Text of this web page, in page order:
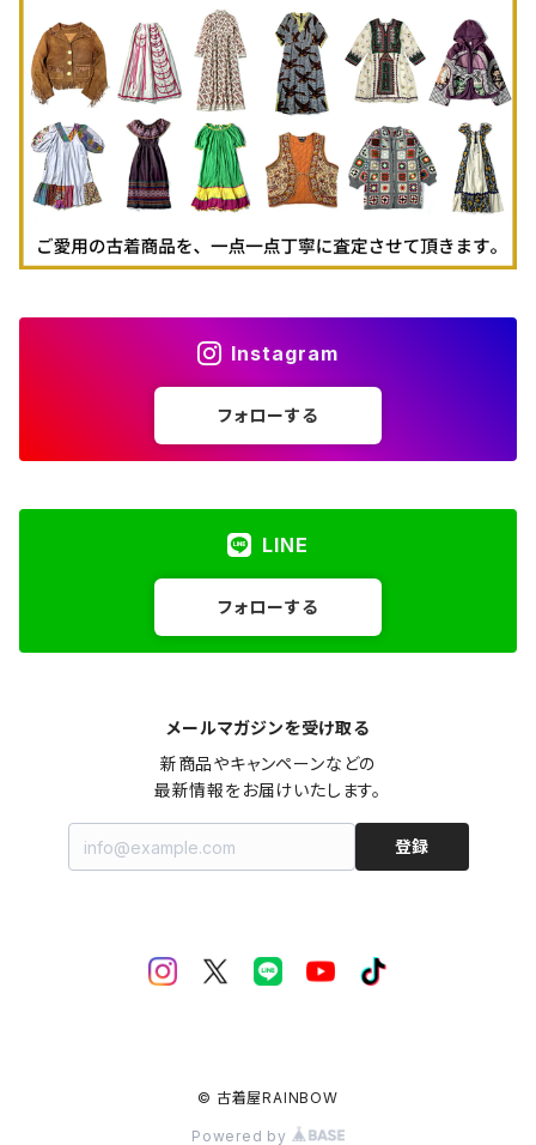
古着パーカー
古着タンクトップ
Instagram
フォローする
LINE
フォローする
メールマガジンを受け取る
新商品やキャンペーンなどの
最新情報をお届けいたします。
登録
© 古着屋RAINBOW
Powered by